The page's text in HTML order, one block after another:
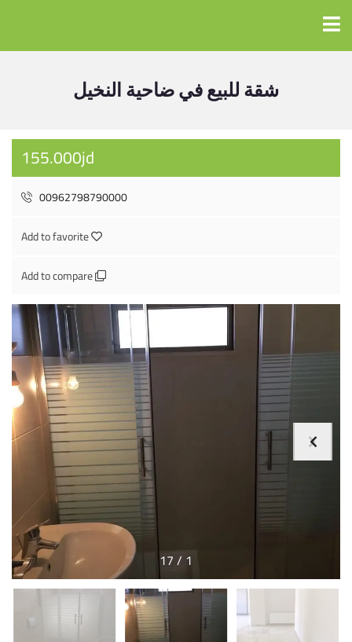
شقة للبيع في ضاحية النخيل
155.000jd
00962798790000
Add to favorite
Add to compare
1
/
17